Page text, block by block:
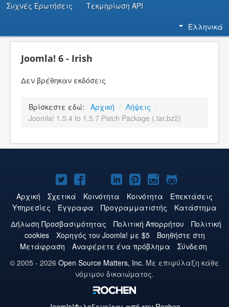
Συχνές Ερωτήσεις Τεκμηρίωση API
Ελληνικά
Joomla! 6 - Irish
Δεν βρέθηκαν εκδόσεις
Βρίσκεστε εδώ: Αρχική / Λήψεις /
Joomla! 1.5.4 to 1.5.7 Patch Package (.tar.bz2)
Το
Joomla!
στο
Twitter
Το
Joomla!
στο
Facebook
Joomla!
στο
YouTube
Το
Joomla!
στο
LinkedIn
Το
Joomla!
στο
Pinterest
Το
Joomla!
στο
Instagram
Το
Joomla!
στο
GitHub
Αρχική Σχετικά Κοινότητα Κοινότητα
Επεκτάσεις
Υπηρεσίες
Έγγραφα Προγραμματιστής
Κατάστημα
Δήλωση Προσβασιμότητας
Πολιτική Aπορρήτου
Πολιτική
cookies
Χορηγός του Joomla! με $5
Βοηθήστε στη
Μετάφραση
Αναφέρετε ένα πρόβλημα
Σύνδεση
© 2005 - 2026 Open Source Matters, Inc. Με επιφύλαξη κάθε
νόμιμου δικαιώµατος.